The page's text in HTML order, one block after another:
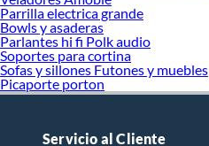
Parrilla electrica grande
Bowls y asaderas
Parlantes hi fi Polk audio
Soportes para cortina
Sofas y sillones Futones y muebles
Picaporte porton
Servicio al Cliente